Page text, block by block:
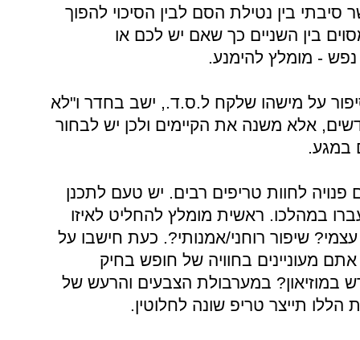
בין נטילת הסם לבין הסיכוי להפוך
בין השניים כך שאם יש לכם או
- מומלץ להימנע.
על מישהו שלקח ל.ס.ד., ישב בחדר ו"לא
אלא משנה את הקיימים ולכן יש לבחור
במגע.
לחוות טריפים רבים. יש טעם לתכנן
במהלכו. ראשית מומלץ להחליט לאיזו
שיפור רוחני/אמנותי?. כעת חישבו על
מעוניינים בחוויה של חופש בחיק
במערבולת הצבעים והרעש של
תייצר טריפ שונה לחלוטין.